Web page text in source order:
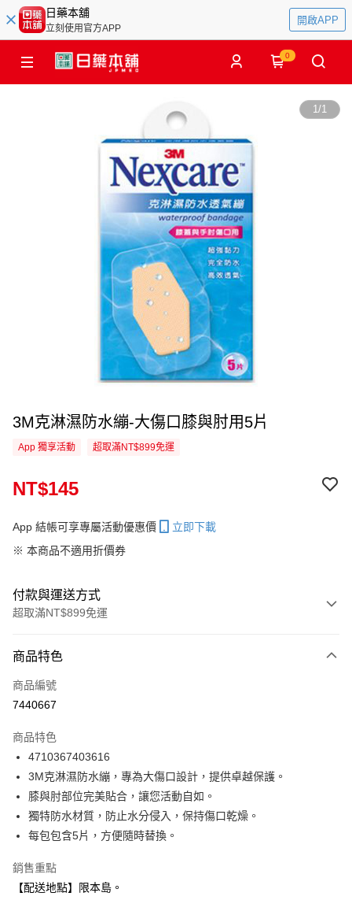
日藥本舖
立刻使用官方APP
開啟APP
0
1/1
3M克淋濕防水繃-大傷口膝與肘用5片
App 獨享活動 超取滿NT$899免運
NT$145
App 結帳可享專屬活動優惠價
立即下載
※ 本商品不適用折價券
付款與運送方式
超取滿NT$899免運
信用卡一次付款
超商取貨付款
Apple Pay
街口支付
悠遊付
Google Pay
全盈+PAY
商品特色
商品編號
7440667
商品特色
4710367403616
3M克淋濕防水繃，專為大傷口設計，提供卓越保護。
膝與肘部位完美貼合，讓您活動自如。
獨特防水材質，防止水分侵入，保持傷口乾燥。
每包包含5片，方便隨時替換。
銷售重點
【配送地點】限本島。